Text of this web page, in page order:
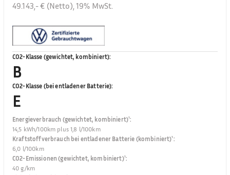
49.143,- € (Netto), 19% MwSt.
CO2-Klasse (gewichtet, kombiniert):
B
CO2-Klasse (bei entladener Batterie):
E
Energieverbrauch (gewichtet, kombiniert)¹:
14,5 kWh/100km plus 1,8 l/100km
Kraftstoffverbrauch bei entladener Batterie (kombiniert)¹:
6,0 l/100km
CO2-Emissionen (gewichtet, kombiniert)¹:
40 g/km